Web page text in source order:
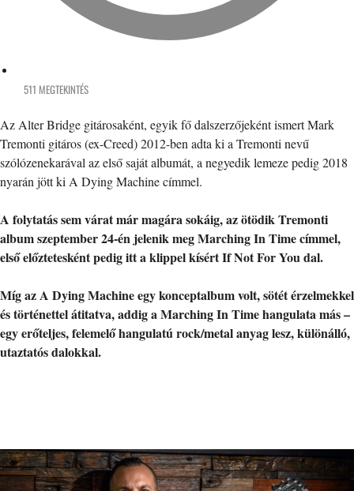
511 MEGTEKINTÉS
Az Alter Bridge gitárosaként, egyik fő dalszerzőjeként ismert Mark
Tremonti gitáros (ex-Creed) 2012-ben adta ki a Tremonti nevű
szólózenekarával az első saját albumát, a negyedik lemeze pedig 2018
nyarán jött ki A Dying Machine címmel.
A folytatás sem várat már magára sokáig, az ötödik Tremonti
album szeptember 24-én jelenik meg Marching In Time címmel,
első előztetesként pedig itt a klippel kísért If Not For You dal.
Míg az A Dying Machine egy konceptalbum volt, sötét érzelmekkel
és történettel átitatva, addig a Marching In Time hangulata más –
egy erőteljes, felemelő hangulatú rock/metal anyag lesz, különálló,
utaztatós dalokkal.